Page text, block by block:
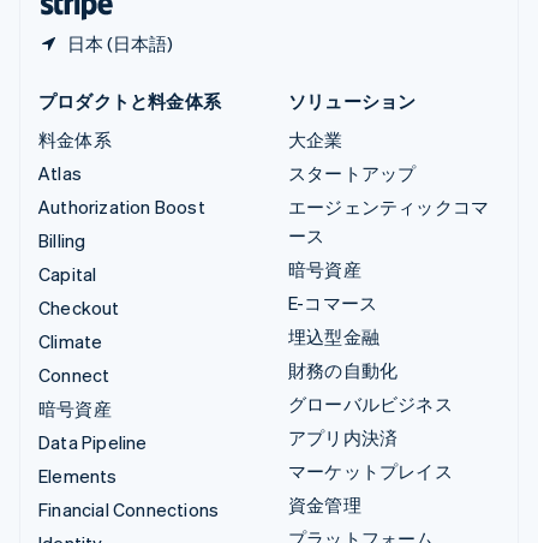
日本 (日本語)
プロダクトと料金体系
料金体系
Atlas
Authorization Boost
Billing
Capital
Checkout
Climate
Connect
暗号資産
Data Pipeline
Elements
Financial Connections
ソリューション
大企業
スタートアップ
エージェンティックコマ
ース
暗号資産
E-コマース
埋込型金融
財務の自動化
グローバルビジネス
アプリ内決済
マーケットプレイス
資金管理
プラットフォーム